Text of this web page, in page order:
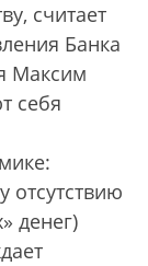
считает
Банка
Максим
себя
отсутствию
денег)